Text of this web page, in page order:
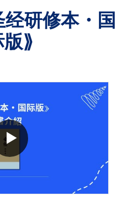
研修本・国
版⟫